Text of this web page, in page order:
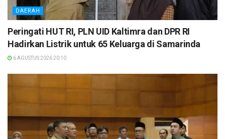
DAERAH
Peringati HUT RI, PLN UID Kaltimra dan DPR RI
Hadirkan Listrik untuk 65 Keluarga di Samarinda
6 AGUSTUS 2026 20:10